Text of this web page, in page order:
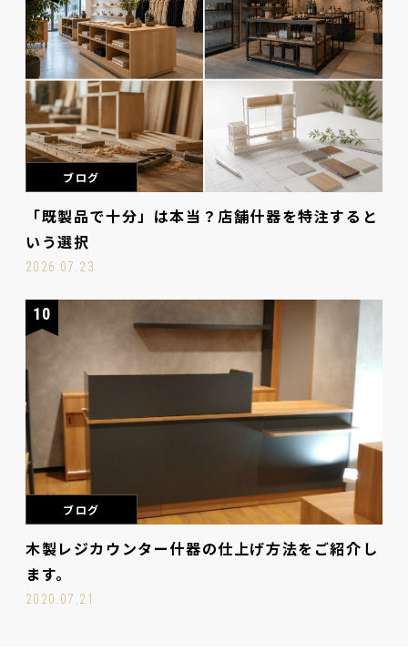
ブログ
「既製品で十分」は本当？店舗什器を特注すると
いう選択
2026.07.23
10
ブログ
木製レジカウンター什器の仕上げ方法をご紹介し
ます。
2020.07.21